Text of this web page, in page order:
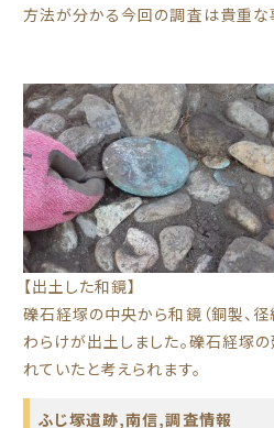
方法が分かる今回の調査は貴重な
【出土した和鏡】
礫石経塚の中央から和鏡（銅製、
わらけが出土しました。礫石経塚
れていたと考えられます。
ふじ塚遺跡,南信,調査情報